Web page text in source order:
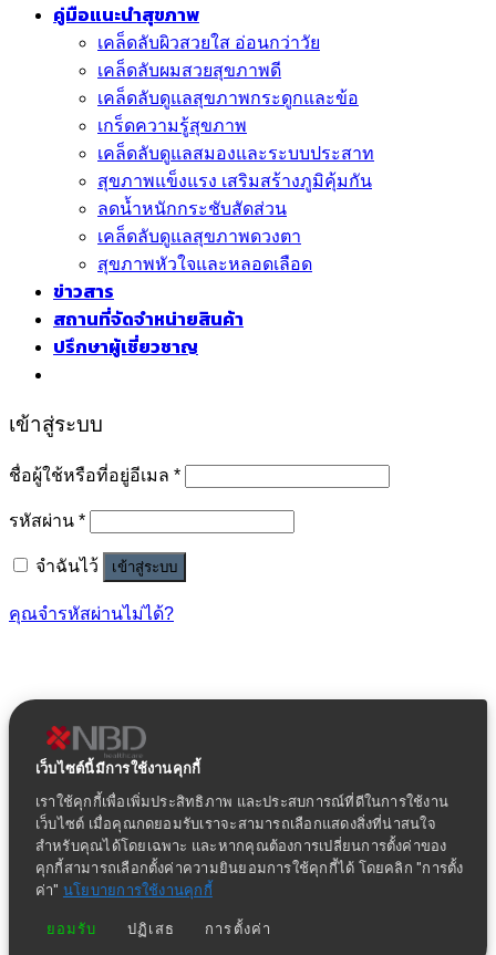
เว็บไซต์นี้มีการใช้งานคุกกี้
เราใช้คุกกี้เพื่อเพิ่มประสิทธิภาพ และประสบการณ์ที่ดีในการใช้งาน
เว็บไซต์ เมื่อคุณกดยอมรับเราจะสามารถเลือกแสดงสิ่งที่น่าสนใจ
สำหรับคุณได้โดยเฉพาะ และหากคุณต้องการเปลี่ยนการตั้งค่าของ
คุกกี้สามารถเลือกตั้งค่าความยินยอมการใช้คุกกี้ได้ โดยคลิก "การตั้ง
ค่า" นโยบายการใช้งานคุกกี้
ยอมรับ ปฏิเสธ การตั้งค่า
คู่มือแนะนำสุขภาพ
เคล็ดลับผิวสวยใส อ่อนกว่าวัย
เคล็ดลับผมสวยสุขภาพดี
เคล็ดลับดูแลสุขภาพกระดูกและข้อ
เกร็ดความรู้สุขภาพ
เคล็ดลับดูแลสมองและระบบประสาท
สุขภาพแข็งแรง เสริมสร้างภูมิคุ้มกัน
ลดน้ำหนักกระชับสัดส่วน
เคล็ดลับดูแลสุขภาพดวงตา
สุขภาพหัวใจและหลอดเลือด
ข่าวสาร
สถานที่จัดจำหน่ายสินค้า
ปรึกษาผู้เชี่ยวชาญ
เข้าสู่ระบบ
ชื่อผู้ใช้หรือที่อยู่อีเมล *
รหัสผ่าน *
จำฉันไว้ เข้าสู่ระบบ
คุณจำรหัสผ่านไม่ได้?